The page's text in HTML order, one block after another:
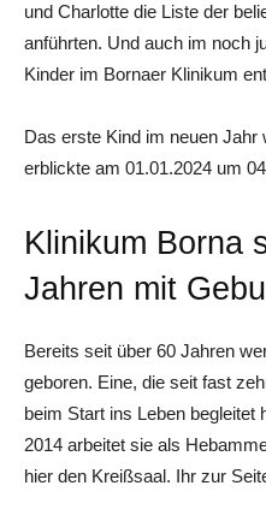
und Charlotte die Liste der
anführten. Und auch im noch
Kinder im Bornaer Klinikum
Das erste Kind im neuen
erblickte am 01.01.2024 um
Klinikum Borna
Jahren mit
Bereits seit über 60 Jahren
geboren. Eine, die seit fast
beim Start ins Leben begleitet
2014 arbeitet sie als
hier den Kreißsaal. Ihr zur